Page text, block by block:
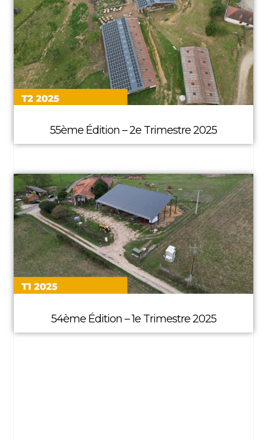
55ème Édition – 2e Trimestre 2025
54ème Édition – 1e Trimestre 2025